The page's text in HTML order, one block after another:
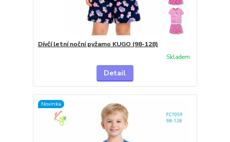
Dívčí letní noční pyžamo KUGO (98-128)
Skladem
Detail
Novinka